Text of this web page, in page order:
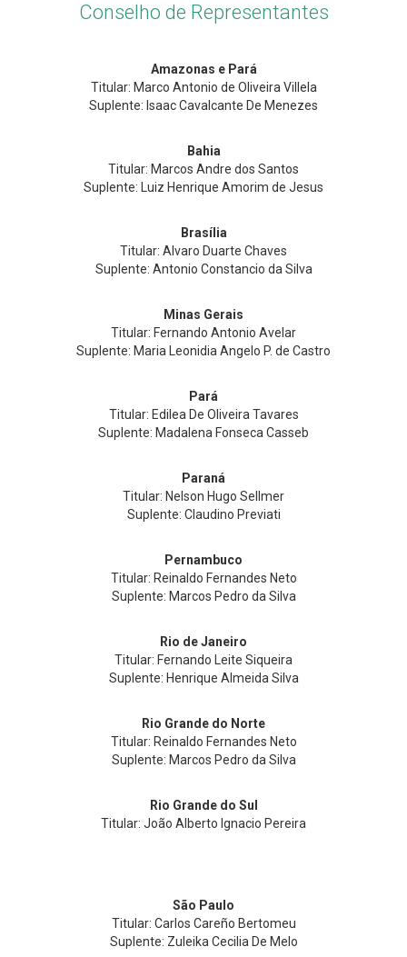
Conselho de Representantes
Amazonas e Pará
Titular: Marco Antonio de Oliveira Villela
Suplente: Isaac Cavalcante De Menezes
Bahia
Titular: Marcos Andre dos Santos
Suplente: Luiz Henrique Amorim de Jesus
Brasília
Titular: Alvaro Duarte Chaves
Suplente: Antonio Constancio da Silva
Minas Gerais
Titular: Fernando Antonio Avelar
Suplente: Maria Leonidia Angelo P. de Castro
Pará
Titular: Edilea De Oliveira Tavares
Suplente: Madalena Fonseca Casseb
Paraná
Titular: Nelson Hugo Sellmer
Suplente: Claudino Previati
Pernambuco
Titular: Reinaldo Fernandes Neto
Suplente: Marcos Pedro da Silva
Rio de Janeiro
Titular: Fernando Leite Siqueira
Suplente: Henrique Almeida Silva
Rio Grande do Norte
Titular: Reinaldo Fernandes Neto
Suplente: Marcos Pedro da Silva
Rio Grande do Sul
Titular: João Alberto Ignacio Pereira
São Paulo
Titular: Carlos Careño Bertomeu
Suplente: Zuleika Cecilia De Melo